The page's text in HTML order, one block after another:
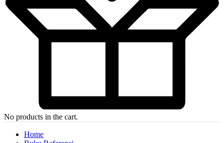
No products in the cart.
Home